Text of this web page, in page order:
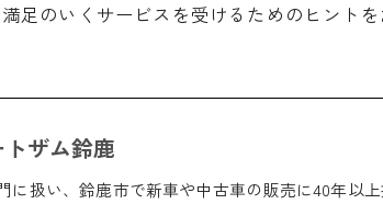
足のいくサービスを受けるためのヒントを
ザム鈴鹿
に扱い、鈴鹿市で新車や中古車の販売に40年以